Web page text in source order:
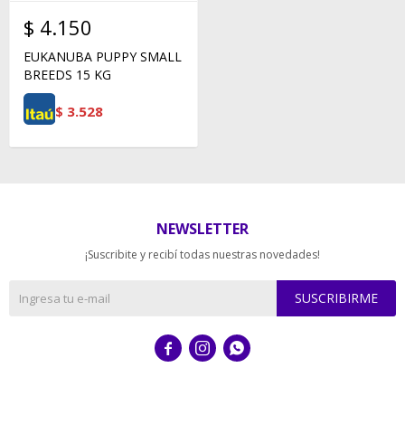
$ 4.150
EUKANUBA PUPPY SMALL
BREEDS 15 KG
$ 3.528
NEWSLETTER
¡Suscribite y recibí todas nuestras novedades!
SUSCRIBIRME
  